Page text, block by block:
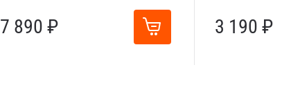
7 890 ₽ 3 190 ₽